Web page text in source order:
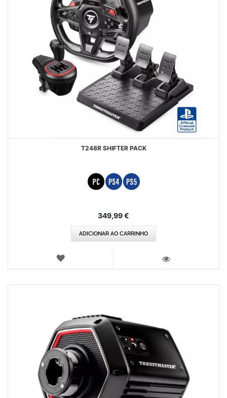
T248R SHIFTER PACK
349,99 €
ADICIONAR AO CARRINHO
LISTA